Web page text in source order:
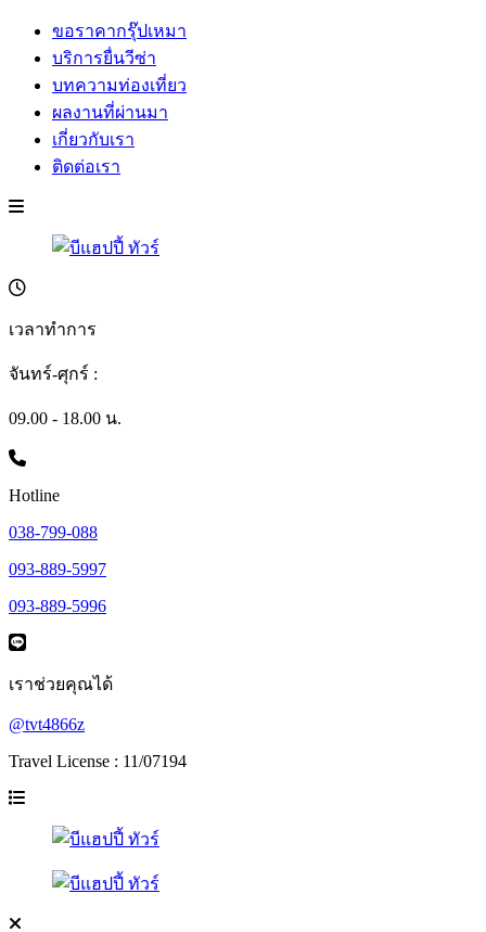
ขอราคากรุ๊ปเหมา
บริการยื่นวีซ่า
บทความท่องเที่ยว
ผลงานที่ผ่านมา
เกี่ยวกับเรา
ติดต่อเรา
เวลาทำการ
จันทร์-ศุกร์ :
09.00 - 18.00 น.
Hotline
038-799-088
093-889-5997
093-889-5996
เราช่วยคุณได้
@tvt4866z
Travel License : 11/07194